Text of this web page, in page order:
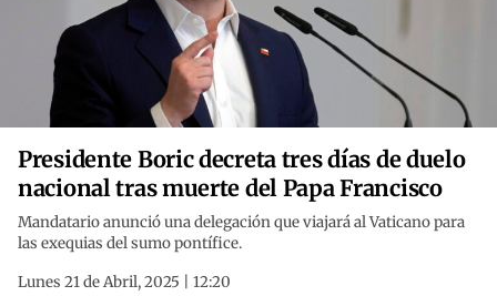
Presidente Boric decreta tres días de duelo
nacional tras muerte del Papa Francisco
Mandatario anunció una delegación que viajará al Vaticano para
las exequias del sumo pontífice.
Lunes 21 de Abril, 2025 | 12:20